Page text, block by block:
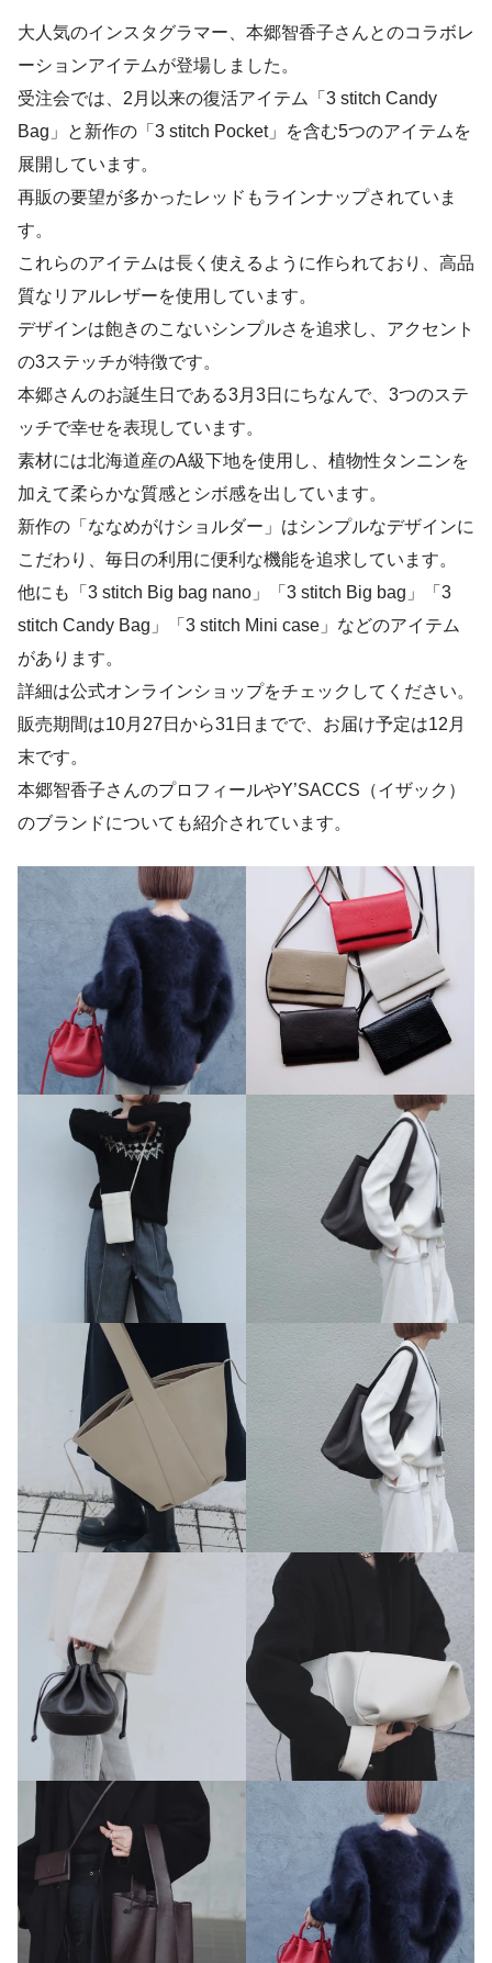
大人気のインスタグラマー、本郷智香子さんとのコラボレ
ーションアイテムが登場しました。
受注会では、2月以来の復活アイテム「3 stitch Candy
Bag」と新作の「3 stitch Pocket」を含む5つのアイテムを
展開しています。
再販の要望が多かったレッドもラインナップされていま
す。
これらのアイテムは長く使えるように作られており、高品
質なリアルレザーを使用しています。
デザインは飽きのこないシンプルさを追求し、アクセント
の3ステッチが特徴です。
本郷さんのお誕生日である3月3日にちなんで、3つのステ
ッチで幸せを表現しています。
素材には北海道産のA級下地を使用し、植物性タンニンを
加えて柔らかな質感とシボ感を出しています。
新作の「ななめがけショルダー」はシンプルなデザインに
こだわり、毎日の利用に便利な機能を追求しています。
他にも「3 stitch Big bag nano」「3 stitch Big bag」「3
stitch Candy Bag」「3 stitch Mini case」などのアイテム
があります。
詳細は公式オンラインショップをチェックしてください。
販売期間は10月27日から31日までで、お届け予定は12月
末です。
本郷智香子さんのプロフィールやY’SACCS（イザック）
のブランドについても紹介されています。